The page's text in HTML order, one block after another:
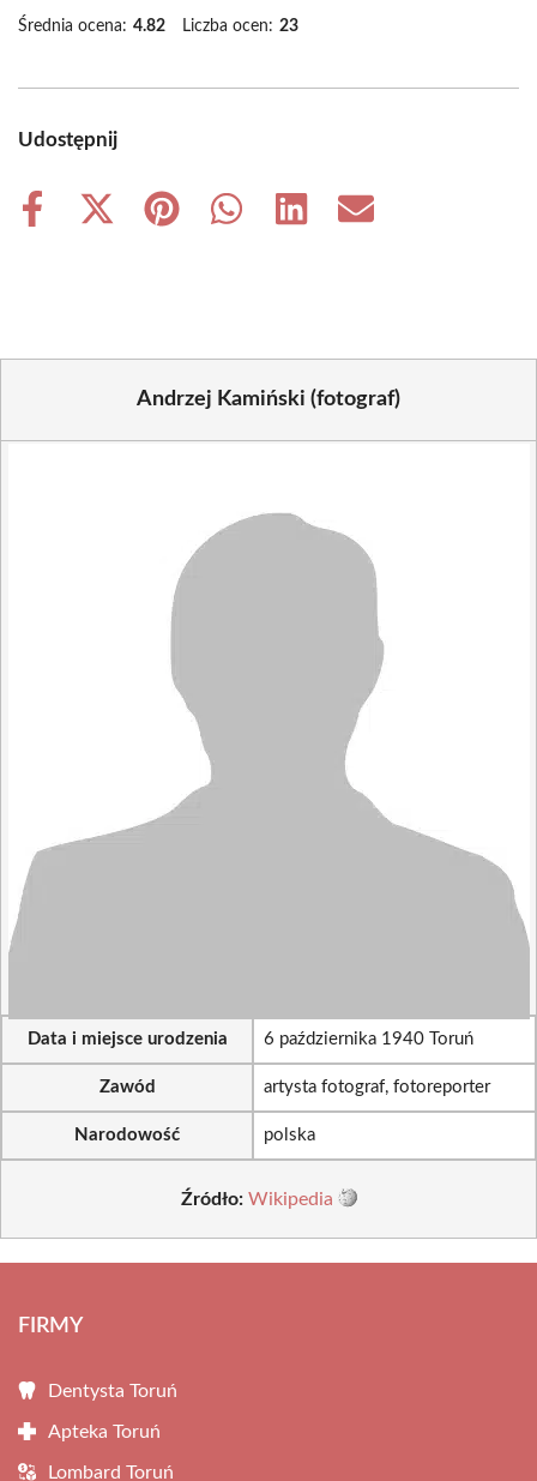
Średnia ocena: 4.82 Liczba ocen: 23
Udostępnij
Share
Share
Share
Share
Share
Share
Andrzej Kamiński (fotograf)
Data i miejsce urodzenia 6 października 1940 Toruń
Zawód artysta fotograf, fotoreporter
Narodowość polska
Źródło: Wikipedia
FIRMY
Dentysta Toruń
Apteka Toruń
Lombard Toruń